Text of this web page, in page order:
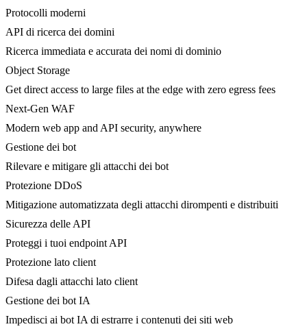
Protocolli moderni
API di ricerca dei domini
Ricerca immediata e accurata dei nomi di dominio
Object Storage
Get direct access to large files at the edge with zero egress fees
Next-Gen WAF
Modern web app and API security, anywhere
Gestione dei bot
Rilevare e mitigare gli attacchi dei bot
Protezione DDoS
Mitigazione automatizzata degli attacchi dirompenti e distribuiti
Sicurezza delle API
Proteggi i tuoi endpoint API
Protezione lato client
Difesa dagli attacchi lato client
Gestione dei bot IA
Impedisci ai bot IA di estrarre i contenuti dei siti web